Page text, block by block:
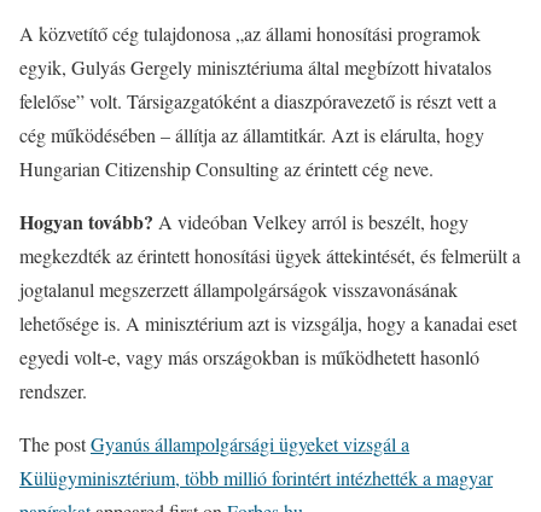
A közvetítő cég tulajdonosa „az állami honosítási programok
egyik, Gulyás Gergely minisztériuma által megbízott hivatalos
felelőse” volt. Társigazgatóként a diaszpóravezető is részt vett a
cég működésében – állítja az államtitkár. Azt is elárulta, hogy
Hungarian Citizenship Consulting az érintett cég neve.
Hogyan tovább? A videóban Velkey arról is beszélt, hogy
megkezdték az érintett honosítási ügyek áttekintését, és felmerült a
jogtalanul megszerzett állampolgárságok visszavonásának
lehetősége is. A minisztérium azt is vizsgálja, hogy a kanadai eset
egyedi volt-e, vagy más országokban is működhetett hasonló
rendszer.
The postGyanús állampolgársági ügyeket vizsgál a
Külügyminisztérium, több millió forintért intézhették a magyar